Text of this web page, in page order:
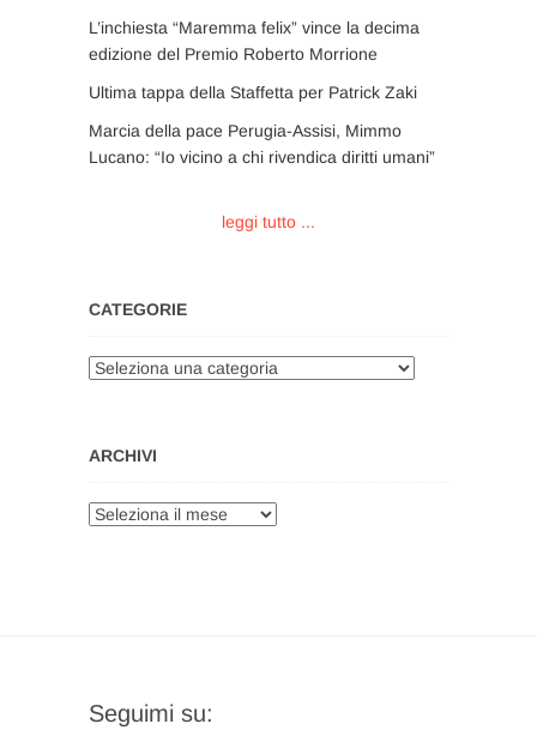
L’inchiesta “Maremma felix” vince la decima
edizione del Premio Roberto Morrione
Ultima tappa della Staffetta per Patrick Zaki
Marcia della pace Perugia-Assisi, Mimmo
Lucano: “Io vicino a chi rivendica diritti umani”
leggi tutto ...
CATEGORIE
Categorie
ARCHIVI
Archivi
Seguimi su: